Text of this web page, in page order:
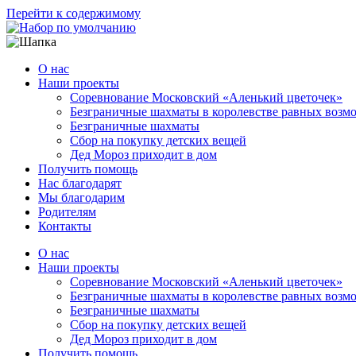
Перейти к содержимому
О нас
Наши проекты
Соревнование Московский «Аленький цветочек»
Безграничные шахматы в королевстве равных
Безграничные шахматы
Сбор на покупку детских вещей
Дед Мороз приходит в дом
Получить помощь
Нас благодарят
Мы благодарим
Родителям
Контакты
О нас
Наши проекты
Соревнование Московский «Аленький цветочек»
Безграничные шахматы в королевстве равных
Безграничные шахматы
Сбор на покупку детских вещей
Дед Мороз приходит в дом
Получить помощь